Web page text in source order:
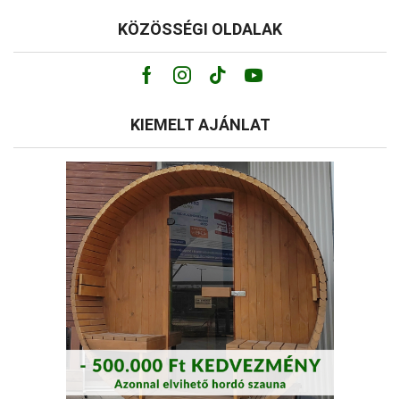
KÖZÖSSÉGI OLDALAK
Facebook
Instagram
Tik-
tok
Youtube
KIEMELT AJÁNLAT